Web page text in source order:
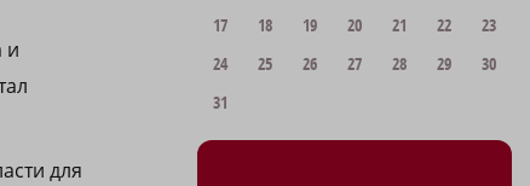
и
для
17
18 19 20 21 22
23
24
25 26 27 28 29
30
31